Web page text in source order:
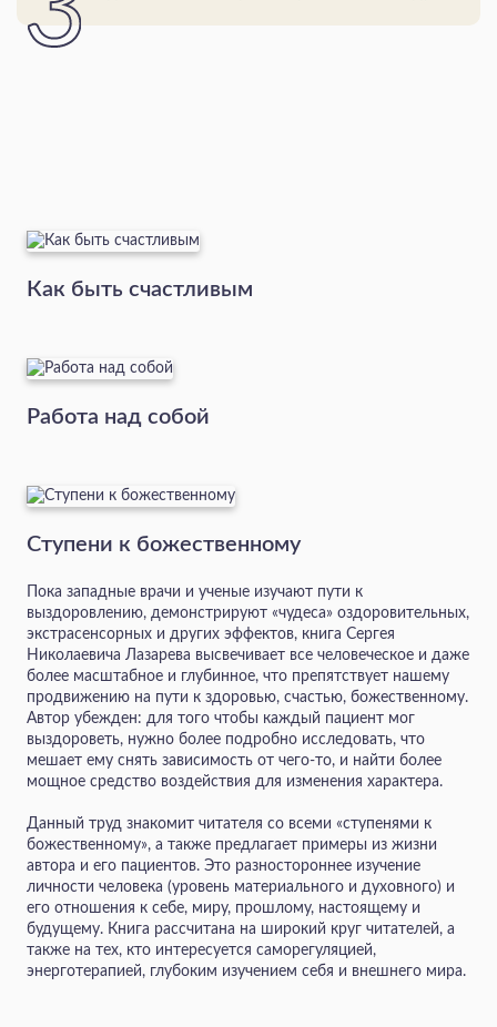
Как быть счастливым
Работа над собой
Ступени к божественному
Пока западные врачи и ученые изучают пути к
выздоровлению, демонстрируют «чудеса» оздоровительных,
экстрасенсорных и других эффектов, книга Сергея
Николаевича Лазарева высвечивает все человеческое и даже
более масштабное и глубинное, что препятствует нашему
продвижению на пути к здоровью, счастью, божественному.
Автор убежден: для того чтобы каждый пациент мог
выздороветь, нужно более подробно исследовать, что
мешает ему снять зависимость от чего-то, и найти более
мощное средство воздействия для изменения характера.
Данный труд знакомит читателя со всеми «ступенями к
божественному», а также предлагает примеры из жизни
автора и его пациентов. Это разностороннее изучение
личности человека (уровень материального и духовного) и
его отношения к себе, миру, прошлому, настоящему и
будущему. Книга рассчитана на широкий круг читателей, а
также на тех, кто интересуется саморегуляцией,
энерготерапией, глубоким изучением себя и внешнего мира.